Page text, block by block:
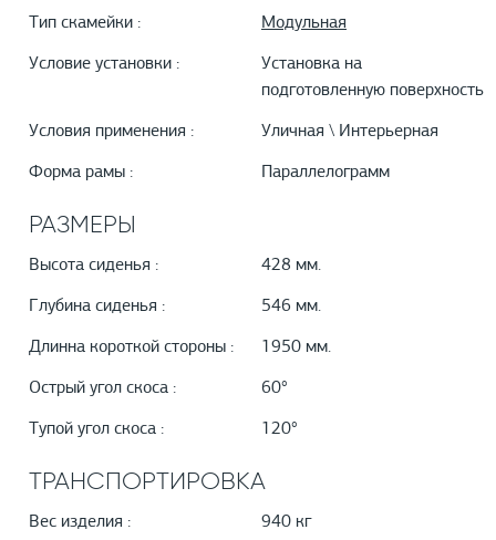
Тип скамейки : Модульная
Условие установки :
Установка на
подготовленную поверхность
Условия применения : Уличная \ Интерьерная
Форма рамы : Параллелограмм
РАЗМЕРЫ
Высота сиденья : 428 мм.
Глубина сиденья : 546 мм.
Длинна короткой стороны : 1950 мм.
Острый угол скоса : 60°
Тупой угол скоса : 120°
ТРАНСПОРТИРОВКА
Вес изделия : 940 кг